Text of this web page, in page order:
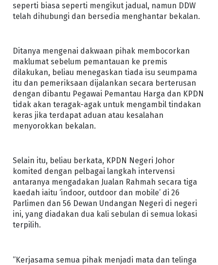
seperti biasa seperti mengikut jadual, namun DDW
telah dihubungi dan bersedia menghantar bekalan.
Ditanya mengenai dakwaan pihak membocorkan
maklumat sebelum pemantauan ke premis
dilakukan, beliau menegaskan tiada isu seumpama
itu dan pemeriksaan dijalankan secara berterusan
dengan dibantu Pegawai Pemantau Harga dan KPDN
tidak akan teragak-agak untuk mengambil tindakan
keras jika terdapat aduan atau kesalahan
menyorokkan bekalan.
Selain itu, beliau berkata, KPDN Negeri Johor
komited dengan pelbagai langkah intervensi
antaranya mengadakan Jualan Rahmah secara tiga
kaedah iaitu ‘indoor, outdoor dan mobile’ di 26
Parlimen dan 56 Dewan Undangan Negeri di negeri
ini, yang diadakan dua kali sebulan di semua lokasi
terpilih.
“Kerjasama semua pihak menjadi mata dan telinga